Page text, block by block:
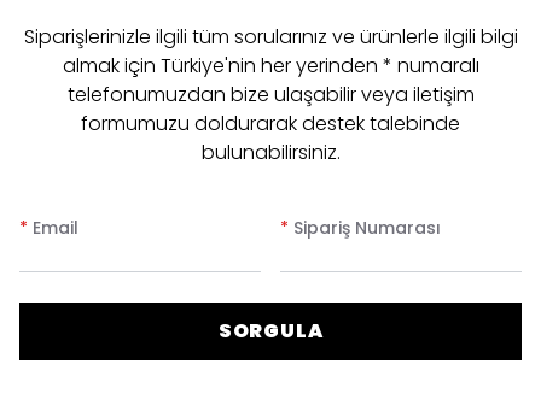
Siparişlerinizle ilgili tüm sorularınız ve ürünlerle ilgili bilgi
almak için Türkiye'nin her yerinden * numaralı
telefonumuzdan bize ulaşabilir veya iletişim
formumuzu doldurarak destek talebinde
bulunabilirsiniz.
* Email * Sipariş Numarası
SORGULA